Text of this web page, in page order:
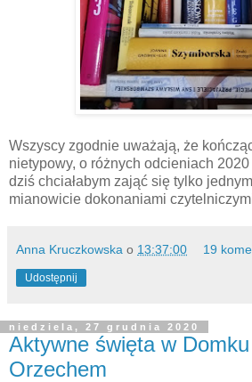
Wszyscy zgodnie uważają, że
nietypowy, o różnych odcieniach
dziś chciałabym zająć się tylko
mianowicie dokonaniami
Anna Kruczkowska o 13:37:00 19
Udostępnij
niedziela, 27 grudnia 2020
Aktywne święta w
Orzechem